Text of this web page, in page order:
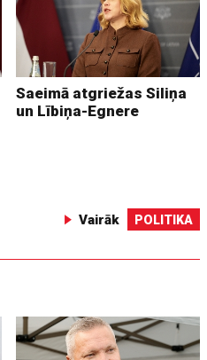
Saeimā atgriežas Siliņa
un Lībiņa-Egnere
Vairāk POLITIKA